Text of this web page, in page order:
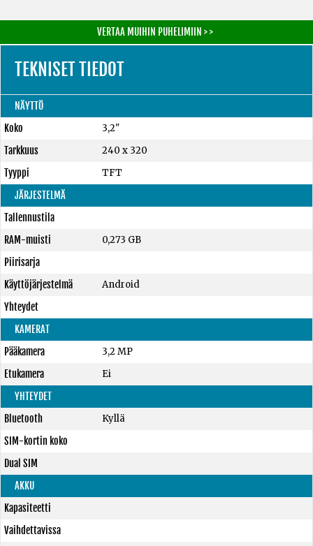
VERTAA MUIHIN PUHELIMIIN > >
TEKNISET TIEDOT
NÄYTTÖ
Koko
3,2"
Tarkkuus
240 x 320
Tyyppi
TFT
JÄRJESTELMÄ
Tallennustila
RAM-muisti
0,273 GB
Piirisarja
Käyttöjärjestelmä
Android
Yhteydet
KAMERAT
Pääkamera
3,2 MP
Etukamera
Ei
YHTEYDET
Bluetooth
Kyllä
SIM-kortin koko
Dual SIM
AKKU
Kapasiteetti
Vaihdettavissa